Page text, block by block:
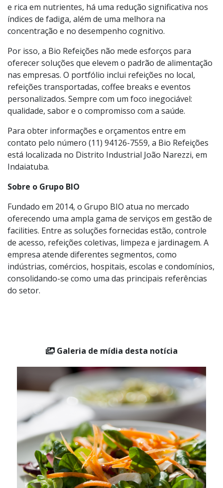
A relação entre alimentação de qualidade e
produtividade é amplamente reconhecida. Quando os
funcionários têm acesso a uma alimentação equilibrada
índices de fadiga, além de uma melhora na
concentração e no desempenho cognitivo.
Por isso, a Bio Refeições não mede esforços para
oferecer soluções que elevem o padrão de alimentação
nas empresas. O portfólio inclui refeições no local,
personalizados. Sempre com um foco inegociável:
qualidade, sabor e o compromisso com a saúde.
Para obter informações e orçamentos entre em
está localizada no Distrito Industrial João Narezzi, em
Indaiatuba.
Sobre o Grupo BIO
Fundado em 2014, o Grupo BIO atua no mercado
oferecendo uma ampla gama de serviços em gestão de
facilities. Entre as soluções fornecidas estão, controle
de acesso, refeições coletivas, limpeza e jardinagem. A
empresa atende diferentes segmentos, como
Galeria de mídia desta notícia